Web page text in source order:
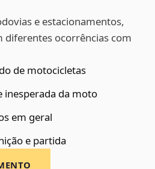
e estacionamentos,
diferentes ocorrências com
de motocicletas
inesperada da moto
em geral
e partida